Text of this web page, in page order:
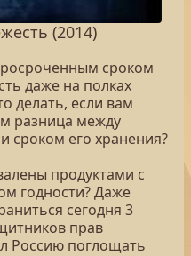
(2014)
сроком
даже на полках
делать, если вам
разница между
сроком его хранения?
продуктами с
годности? Даже
сегодня 3
прав
Россию поглощать